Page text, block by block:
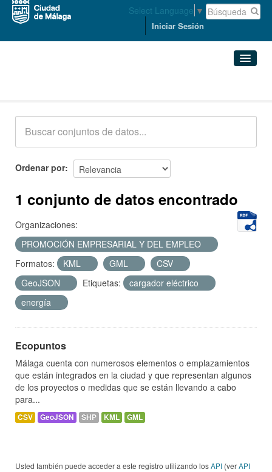
Select Language ▼
Iniciar Sesión
Acerca de
Ordenar por
1 conjunto de datos encontrado
Organizaciones:
PROMOCIÓN EMPRESARIAL Y DEL EMPLEO
Formatos:
KML GML
CSV
GeoJSON
Etiquetas:
cargador eléctrico
energía
Ecopuntos
Málaga cuenta con numerosos elementos o emplazamientos
que están integrados en la ciudad y que representan algunos
de los proyectos o medidas que se están llevando a cabo
para...
CSV GeoJSON SHP KML GML
Usted también puede acceder a este registro utilizando losAPI (verAPI